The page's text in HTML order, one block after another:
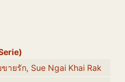
ขายรัก, Sue Ngai Khai Rak